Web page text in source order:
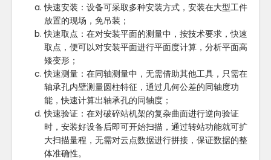
快速安装：设备可采取多种安装方式，安装在大型工件
放置的现场，免吊装；
快速取点：在对安装平面的测量中，按技术要求，快速
取点，便可以对安装平面进行平面度计算，分析平面高
矮变形；
快速测量：在同轴测量中，无需借助其他工具，只需在
轴承孔内壁测量圆柱特征，通过几何公差的同轴度功
能，快速计算出轴承孔的同轴度；
快速验证：在对破碎站机架的复杂曲面进行逆向验证
时，安装好设备后即可开始扫描，通过转站功能就可扩
大扫描量程，无需对云点数据进行拼接，保证数据的整
体准确性。